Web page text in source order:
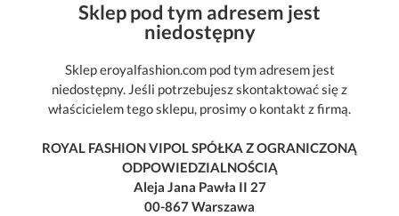
Sklep pod tym adresem jest
niedostępny
Sklep eroyalfashion.com pod tym adresem jest
niedostępny. Jeśli potrzebujesz skontaktować się z
właścicielem tego sklepu, prosimy o kontakt z firmą.
ROYAL FASHION VIPOL SPÓŁKA Z OGRANICZONĄ
ODPOWIEDZIALNOŚCIĄ
Aleja Jana Pawła II 27
00-867 Warszawa